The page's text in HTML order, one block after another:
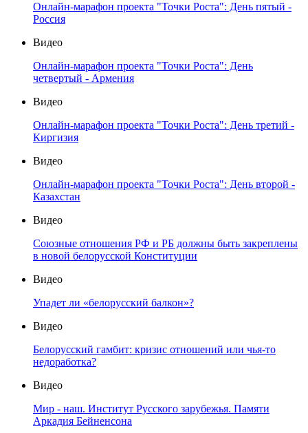
Онлайн-марафон проекта "Точки Роста": День пятый -
Россия
Видео
Онлайн-марафон проекта "Точки Роста": День
четвертый - Армения
Видео
Онлайн-марафон проекта "Точки Роста": День третий -
Киргизия
Видео
Онлайн-марафон проекта "Точки Роста": День второй -
Казахстан
Видео
Союзные отношения РФ и РБ должны быть закреплены
в новой белорусской Конституции
Видео
Упадет ли «белорусский балкон»?
Видео
Белорусский гамбит: кризис отношений или чья-то
недоработка?
Видео
Мир - наш. Институт Русского зарубежья. Памяти
Аркадия Бейненсона